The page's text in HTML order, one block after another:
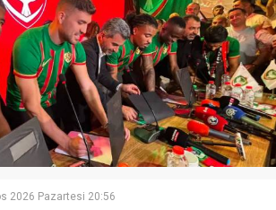
2026 Pazartesi 20:56